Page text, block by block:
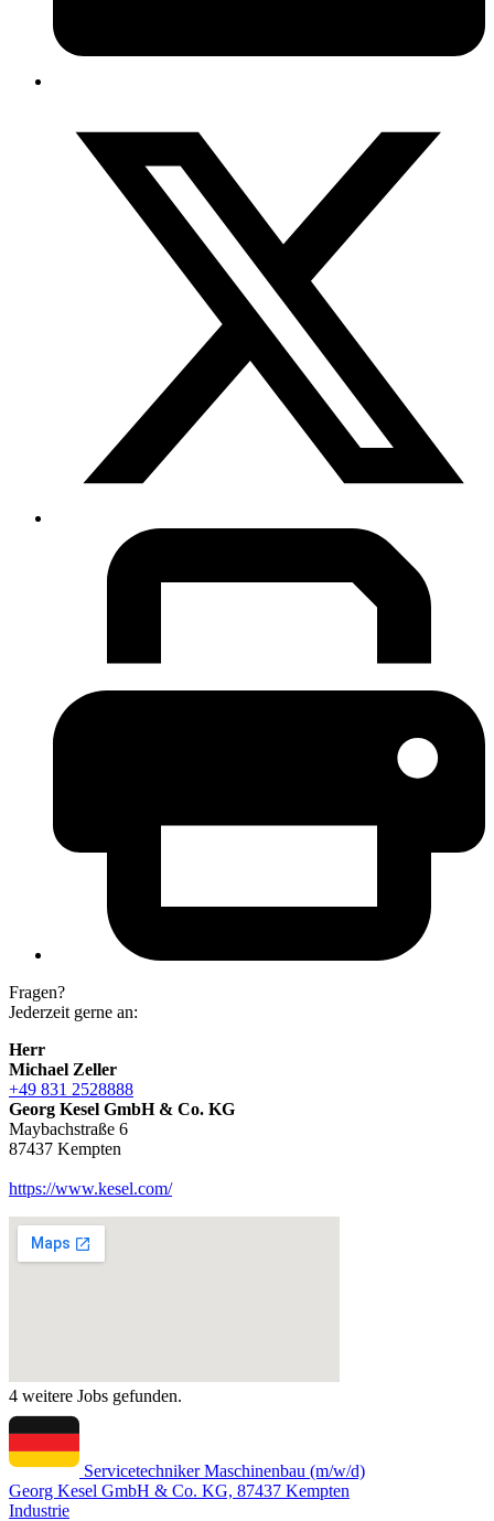
Fragen?
Jederzeit gerne an:
Herr
Michael Zeller
+49 831 2528888
Georg Kesel GmbH & Co. KG
Maybachstraße 6
87437 Kempten
https://www.kesel.com/
4 weitere Jobs gefunden.
Servicetechniker Maschinenbau (m/w/d)
Georg Kesel GmbH & Co. KG, 87437 Kempten
Industrie